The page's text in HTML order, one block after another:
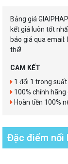
Bảng giá
kết giá luôn tốt
báo giá qua
thể!
CAM KẾT
1 đổi 1 trong
100% chính hãng
Hoàn tiền 100%
Đặc điểm nổi